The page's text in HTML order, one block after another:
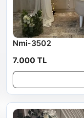
Nmi-3502
7.000 TL